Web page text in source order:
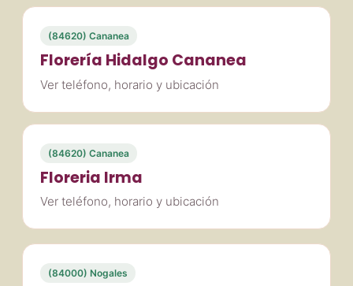
(84620) Cananea
Florería Hidalgo Cananea
Ver teléfono, horario y ubicación
(84620) Cananea
Floreria Irma
Ver teléfono, horario y ubicación
(84000) Nogales